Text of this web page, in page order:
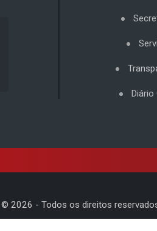
Diário
© 2026 - Todos os direitos